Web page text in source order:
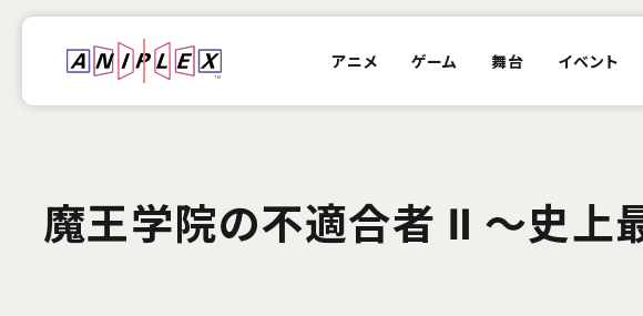
アニメ ゲーム 舞台 イベント
魔王学院の不適合者 Ⅱ ～史上